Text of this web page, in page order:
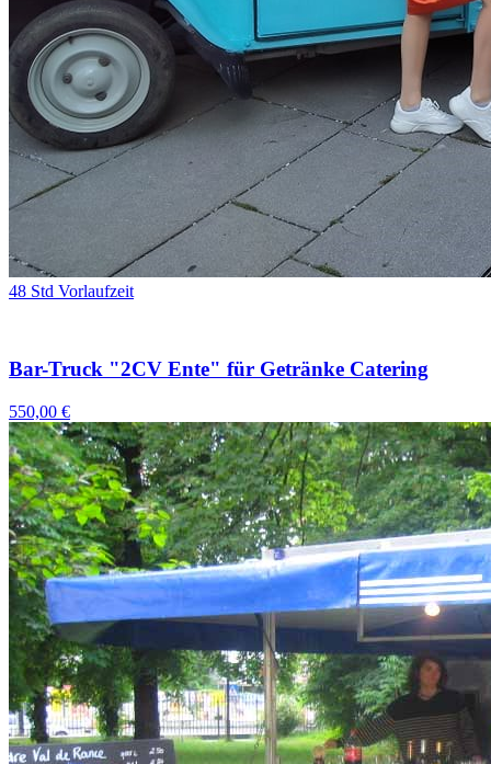
48 Std Vorlaufzeit
Bar-Truck "2CV Ente" für Getränke Catering
550,00 €